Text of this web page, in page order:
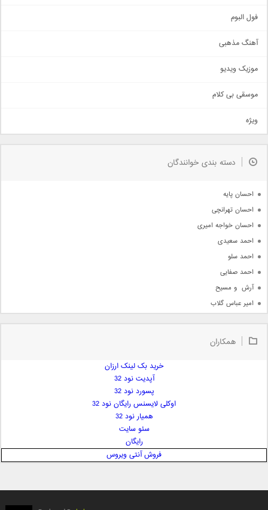
اجتماعی
حماسی
سنتی
اهنگ بندرعباسی
دمو
مذهبی
جدیدترین ها
فول البوم
آهنگ مذهبی
موزیک ویدیو
موسقی بی کلام
ویژه
دسته بندی خوانندگان
احسان پایه
احسان تهرانچی
احسان خواجه امیری
احمد سعیدی
احمد سلو
احمد صفایی
آرش  و مسیح
امیر عباس گلاب
امیر علی
ایمان غلامی
بابک جهانبخش
همکاران
خرید بک لینک ارزان
آپدیت نود 32
پسورد نود 32
اوکلی لایسنس رایگان نود 32
همیار نود 32
سئو سایت
رایگان
فروش آنتی ویروس